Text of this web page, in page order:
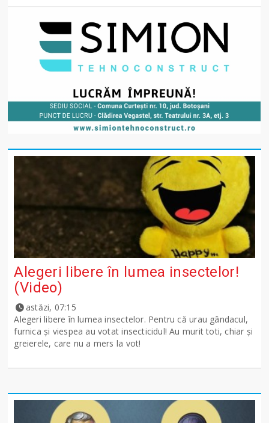
Alegeri libere în lumea insectelor!
(Video)
astăzi, 07:15
Alegeri libere în lumea insectelor. Pentru că urau gândacul,
furnica și viespea au votat insecticidul! Au murit toti, chiar și
greierele, care nu a mers la vot!